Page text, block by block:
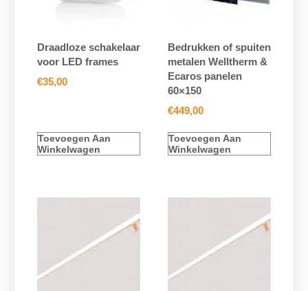
Draadloze schakelaar
voor LED frames
€35,00
Toevoegen Aan
Winkelwagen
Bedrukken of spuiten
metalen Welltherm &
Ecaros panelen
60×150
€449,00
Toevoegen Aan
Winkelwagen